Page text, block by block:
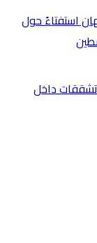
استفتاءً حول
تشققات داخل